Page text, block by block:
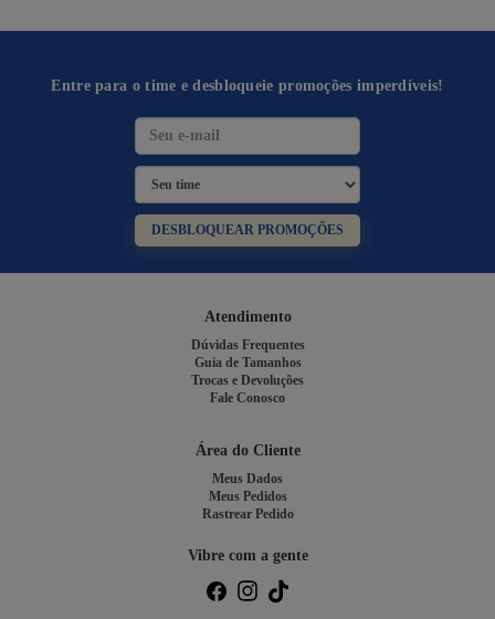
Entre para o time e desbloqueie promoções imperdíveis!
DESBLOQUEAR PROMOÇÕES
Atendimento
Dúvidas Frequentes
Guia de Tamanhos
Trocas e Devoluções
Fale Conosco
Área do Cliente
Meus Dados
Meus Pedidos
Rastrear Pedido
Vibre com a gente